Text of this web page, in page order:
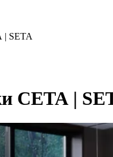
| SETA
СЕТА |